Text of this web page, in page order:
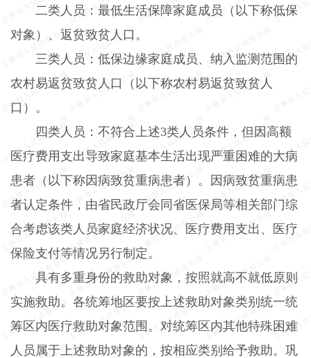
二类人员：最低生活保障家庭成员（以下称低保
对象）、返贫致贫人口。
三类人员：低保边缘家庭成员、纳入监测范围的
农村易返贫致贫人口（以下称农村易返贫致贫人
口）。
四类人员：不符合上述3类人员条件，但因高额
医疗费用支出导致家庭基本生活出现严重困难的大病
患者（以下称因病致贫重病患者）。因病致贫重病患
者认定条件，由省民政厅会同省医保局等相关部门综
合考虑该类人员家庭经济状况、医疗费用支出、医疗
保险支付等情况另行制定。
具有多重身份的救助对象，按照就高不就低原则
实施救助。各统筹地区要按上述救助对象类别统一统
筹区内医疗救助对象范围。对统筹区内其他特殊困难
人员属于上述救助对象的，按相应类别给予救助。巩